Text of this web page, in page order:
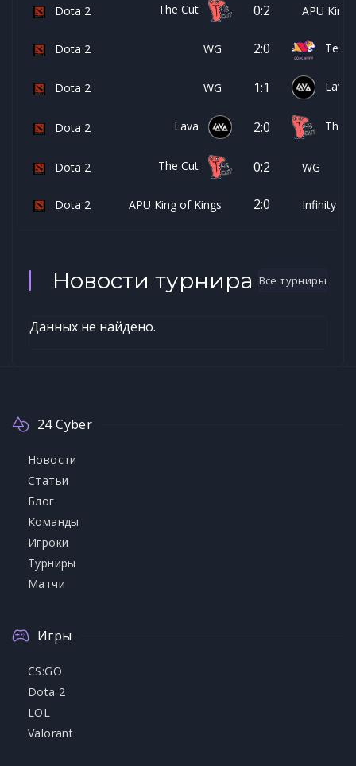
Dota 2 The Cut 0:2 APU King
Dota 2 WG 2:0
Dota 2 WG 1:1 Lava
Dota 2 Lava 2:0 The
Dota 2 The Cut 0:2 WG
Dota 2 APU King of Kings 2:0 Infinity
Новости турнира Все турниры
Данных не найдено.
24 Cyber
Новости
Статьи
Блог
Команды
Игроки
Турниры
Матчи
Игры
CS:GO
Dota 2
LOL
Valorant